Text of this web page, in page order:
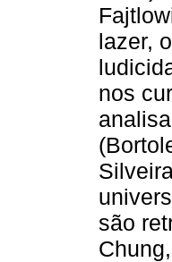
lazer,
nos
são